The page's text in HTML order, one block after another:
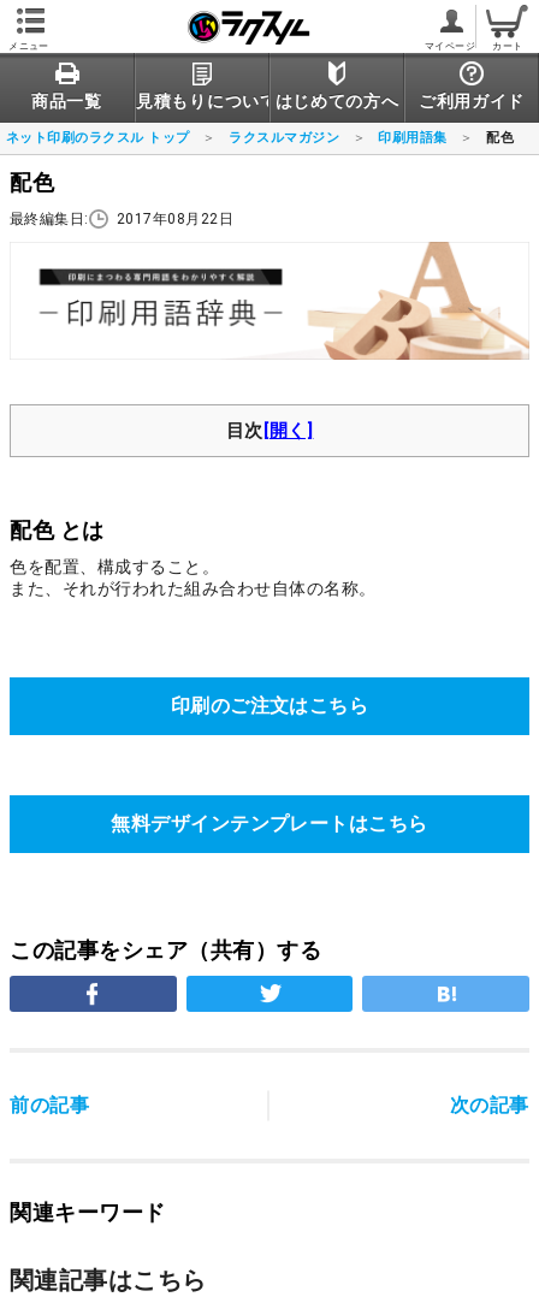
メニュー マイページ カート
商品一覧 見積もりについてはじめての方へ ご利用ガイド
ネット印刷のラクスル トップ ラクスルマガジン 印刷用語集 配色
配色
最終編集日: 2017年08月22日
目次
配色 とは
色を配置、構成すること。
また、それが行われた組み合わせ自体の名称。
印刷のご注文はこちら
無料デザインテンプレートはこちら
この記事をシェア（共有）する
前の記事 次の記事
関連キーワード
関連記事はこちら